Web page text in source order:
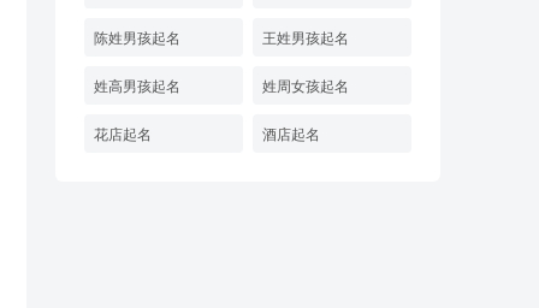
陈姓男孩起名 王姓男孩起名
姓高男孩起名 姓周女孩起名
花店起名 酒店起名